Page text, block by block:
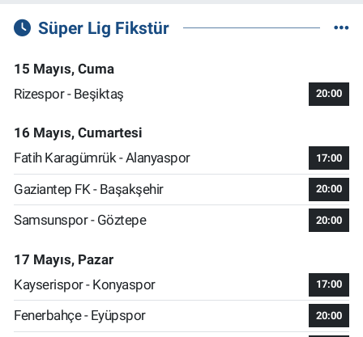
Süper Lig Fikstür
15 Mayıs, Cuma
Rizespor - Beşiktaş
20:00
16 Mayıs, Cumartesi
Fatih Karagümrük - Alanyaspor
17:00
Gaziantep FK - Başakşehir 20:00
Samsunspor - Göztepe 20:00
17 Mayıs, Pazar
Kayserispor - Konyaspor
17:00
Fenerbahçe - Eyüpspor 20:00